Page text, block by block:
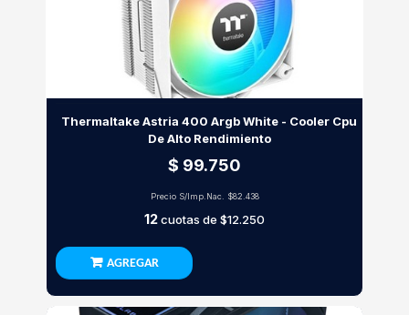
Thermaltake Astria 400 Argb White - Cooler Cpu
De Alto Rendimiento
$ 99.750
Precio S/Imp.Nac. $82.438
12cuotas de $12.250
AGREGAR